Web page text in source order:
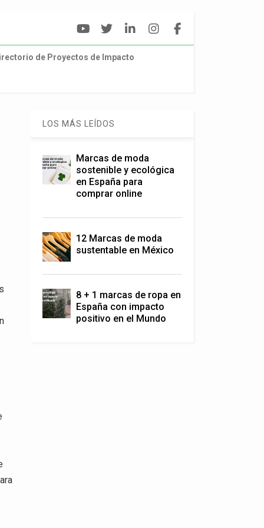
de Proyectos de Impacto
LOS MÁS LEÍDOS
Marcas de moda
sostenible y ecológica
en España para
comprar online
12 Marcas de moda
sustentable en México
8 + 1 marcas de ropa en
España con impacto
positivo en el Mundo